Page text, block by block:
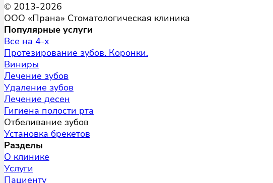
© 2013-2026
ООО «Прана» Стоматологическая клиника
Популярные услуги
Все на 4-х
Протезирование зубов. Коронки.
Виниры
Лечение зубов
Удаление зубов
Лечение десен
Гигиена полости рта
Отбеливание зубов
Установка брекетов
Разделы
О клинике
Услуги
Пациенту